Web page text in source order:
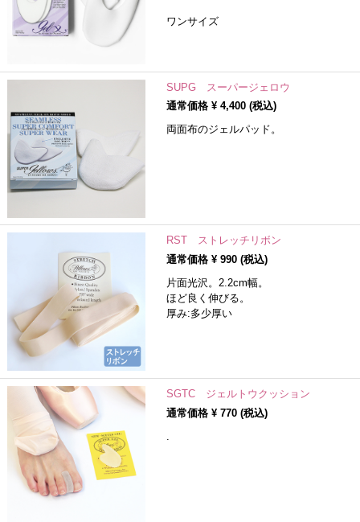
ワンサイズ
SUPG スーパージェロウ
通常価格 ¥ 4,400(税込)
両面布のジェルパッド。
RST ストレッチリボン
通常価格 ¥ 990(税込)
片面光沢。2.2cm幅。
ほど良く伸びる。
厚み:多少厚い
SGTC ジェルトウクッション
通常価格 ¥ 770(税込)
.